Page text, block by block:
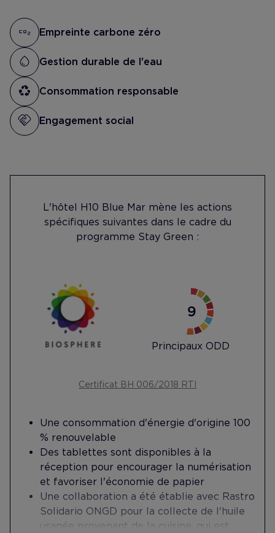
Empreinte carbone zéro
Gestion durable de l'eau
Consommation responsable
Engagement social
L'hôtel H10 Blue Mar mène les actions
spécifiques suivantes dans le cadre du
programme Stay Green :
Principaux ODD
Certificat BH 006/2018 RTI
Une consommation d'énergie d'origine 100
% renouvelable
Des tablettes sont disponibles à la
réception pour encourager la numérisation
et favoriser l'économie de papier
Une collaboration a été établie avec Rastro
Solidario ONGD pour la collecte de l'huile
usagée provenant de la cuisine, qui est